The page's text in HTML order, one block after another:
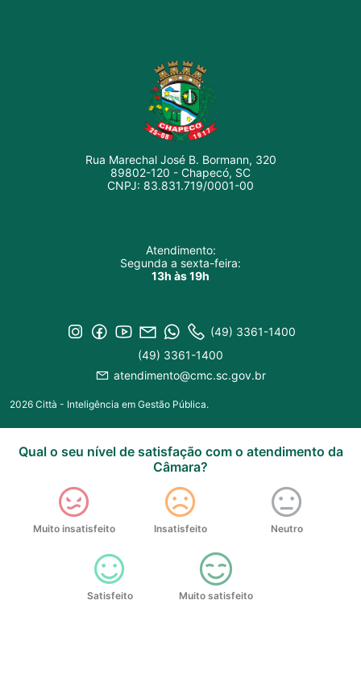
Rua Marechal José B. Bormann, 320
89802-120 - Chapecó, SC
CNPJ: 83.831.719/0001-00
Atendimento:
Segunda a sexta-feira:
13h às 19h
(49) 3361-1400
(49) 3361-1400
atendimento@cmc.sc.gov.br
2026 Città - Inteligência em Gestão Pública.
Qual o seu nível de satisfação com o atendimento da
Câmara?
Muito insatisfeito Insatisfeito Neutro
Satisfeito Muito satisfeito